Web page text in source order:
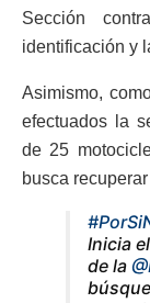
Sección
identificación y
Asimismo,
efectuados la
de 25
busca
Inicia
de la